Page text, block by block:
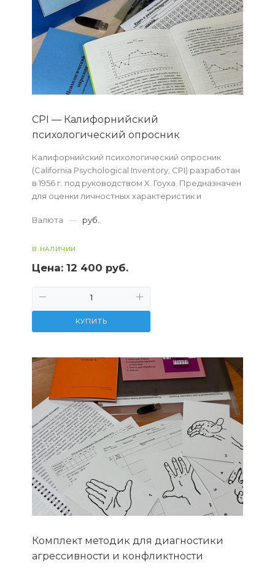
CPI — Калифорнийский
психологический опросник
Калифорнийский психологический опросник
(California Psychological Inventory, СРI) разработан
в 1956 г. под руководством X. Гоуха. Предназначен
для оценки личностных характеристик и
Валюта
— руб.
В НАЛИЧИИ
Цена: 12 400 руб.
КУПИТЬ
Комплект методик для диагностики
агрессивности и конфликтности